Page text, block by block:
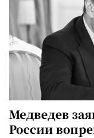
Медведев
России